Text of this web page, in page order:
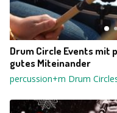
Drum Circle Events mit
gutes Miteinander
percussion+m Drum